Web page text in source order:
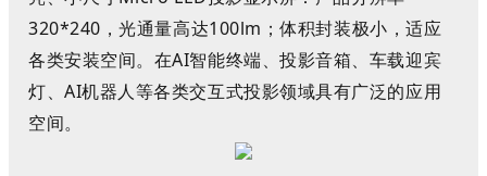
320*240 ，光通量高达100lm ；体积封装极小，适应
各类安装空间。在AI智能终端、投影音箱、车载迎宾
灯、AI机器人等各类交互式投影领域具有广泛的应用
空间。